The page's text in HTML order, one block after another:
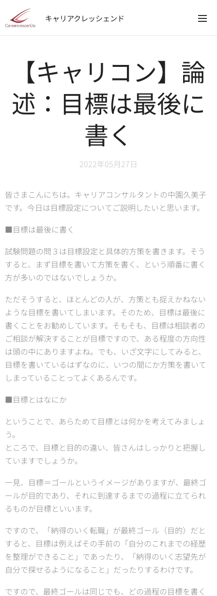
キャリアクレッシェンド
【キャリコン】論
述：目標は最後に
書く
2022年05月27日
皆さまこんにちは。キャリアコンサルタントの中園久美子
です。今日は目標設定についてご説明したいと思います。
■目標は最後に書く
試験問題の問３は目標設定と具体的方策を書きます。そう
すると、まず目標を書いて方策を書く、という順番に書く
方が多いのではないでしょうか。
ただそうすると、ほとんどの人が、方策とも捉えかねない
ような目標を書いてしまいます。そのため、目標は最後に
書くことをお勧めしています。そもそも、目標は相談者の
ご相談が解決することが目標ですので、ある程度の方向性
は頭の中にありますよね。でも、いざ文字にしてみると、
目標を書いているはずなのに、いつの間にか方策を書いて
しまっていることってよくあるんです。
■目標とはなにか
ということで、あらためて目標とは何かを考えてみましょ
う。
ところで、目標と目的の違い、皆さんはしっかりと把握し
ていますでしょうか。
一見、目標＝ゴールというイメージがありますが、最終ゴ
ールが目的であり、それに到達するまでの過程に立てられ
るものが目標といいます。
ですので、「納得のいく転職」が最終ゴール（目的）だと
すると、目標は例えばその手前の「自分のこれまでの経歴
を整理ができること」であったり、「納得のいく志望先が
自分で探せるようになること」だったりするわけです。
ですので、最終ゴールは同じでも、どの過程の目標を書く